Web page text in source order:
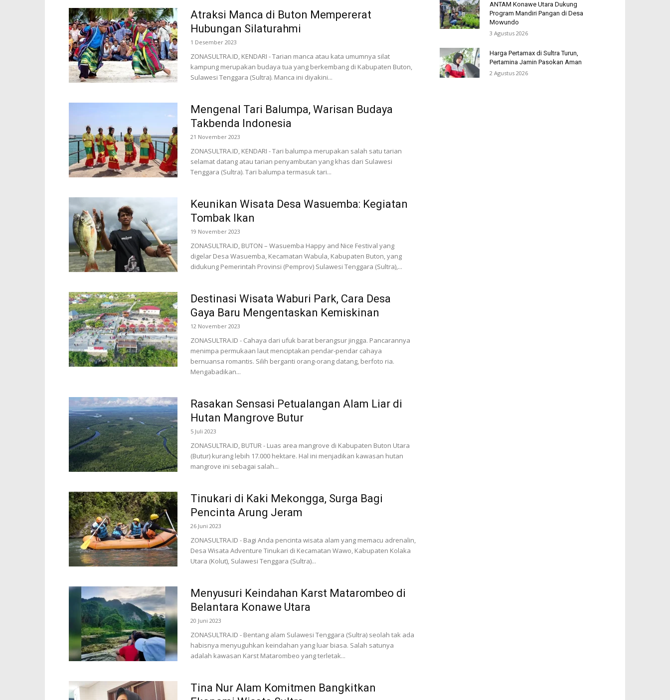
Atraksi Manca di Buton Mempererat
Hubungan Silaturahmi
1 Desember 2023
ZONASULTRA.ID, KENDARI - Tarian manca atau kata umumnya silat
kampung merupakan budaya tua yang berkembang di Kabupaten Buton,
Sulawesi Tenggara (Sultra). Manca ini diyakini...
Mengenal Tari Balumpa, Warisan Budaya
Takbenda Indonesia
21 November 2023
ZONASULTRA.ID, KENDARI - Tari balumpa merupakan salah satu tarian
selamat datang atau tarian penyambutan yang khas dari Sulawesi
Tenggara (Sultra). Tari balumpa termasuk tari...
Keunikan Wisata Desa Wasuemba: Kegiatan
Tombak Ikan
19 November 2023
ZONASULTRA.ID, BUTON – Wasuemba Happy and Nice Festival yang
digelar Desa Wasuemba, Kecamatan Wabula, Kabupaten Buton, yang
didukung Pemerintah Provinsi (Pemprov) Sulawesi Tenggara (Sultra),...
Destinasi Wisata Waburi Park, Cara Desa
Gaya Baru Mengentaskan Kemiskinan
12 November 2023
ZONASULTRA.ID - Cahaya dari ufuk barat berangsur jingga. Pancarannya
menimpa permukaan laut menciptakan pendar-pendar cahaya
bernuansa romantis. Silih berganti orang-orang datang, berfoto ria.
Mengabadikan...
Rasakan Sensasi Petualangan Alam Liar di
Hutan Mangrove Butur
5 Juli 2023
ZONASULTRA.ID, BUTUR - Luas area mangrove di Kabupaten Buton Utara
(Butur) kurang lebih 17.000 hektare. Hal ini menjadikan kawasan hutan
mangrove ini sebagai salah...
Tinukari di Kaki Mekongga, Surga Bagi
Pencinta Arung Jeram
26 Juni 2023
ZONASULTRA.ID - Bagi Anda pencinta wisata alam yang memacu adrenalin,
Desa Wisata Adventure Tinukari di Kecamatan Wawo, Kabupaten Kolaka
Utara (Kolut), Sulawesi Tenggara (Sultra)...
Menyusuri Keindahan Karst Matarombeo di
Belantara Konawe Utara
20 Juni 2023
ZONASULTRA.ID - Bentang alam Sulawesi Tenggara (Sultra) seolah tak ada
habisnya menyuguhkan keindahan yang luar biasa. Salah satunya
adalah kawasan Karst Matarombeo yang terletak...
Tina Nur Alam Komitmen Bangkitkan
ANTAM Konawe Utara Dukung
Program Mandiri Pangan di Desa
Mowundo
3 Agustus 2026
Harga Pertamax di Sultra Turun,
Pertamina Jamin Pasokan Aman
2 Agustus 2026